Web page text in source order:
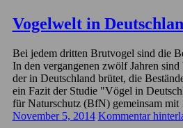
Vogelwelt in
Bei jedem dritten Brutvogel sind die
In den vergangenen zwölf Jahren
der in Deutschland brütet, die
ein Fazit der Studie "Vögel in
für Naturschutz (BfN) gemeinsam
November 5, 2014 Kommentar